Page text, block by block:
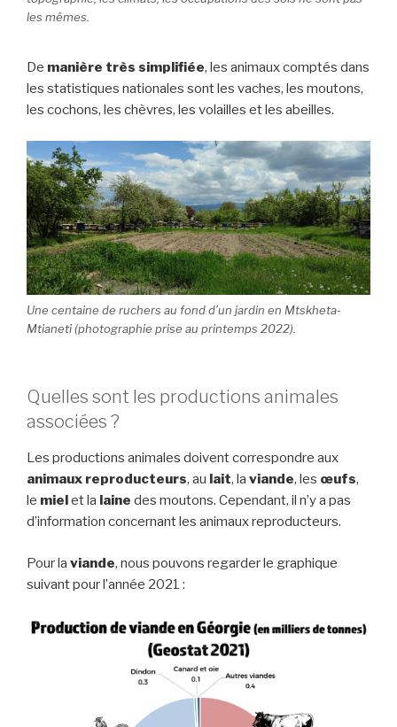
les mêmes.
De manière très simplifiée, les animaux comptés dans
les statistiques nationales sont les vaches, les moutons,
les cochons, les chèvres, les volailles et les abeilles.
Une centaine de ruchers au fond d’un jardin en Mtskheta-
Mtianeti (photographie prise au printemps 2022).
Quelles sont les productions animales
associées ?
Les productions animales doivent correspondre aux
animaux reproducteurs, au lait, la viande, les œufs,
le mielet la laine des moutons. Cependant, il n’y a pas
d’information concernant les animaux reproducteurs.
Pour la viande, nous pouvons regarder le graphique
suivant pour l’année 2021 :